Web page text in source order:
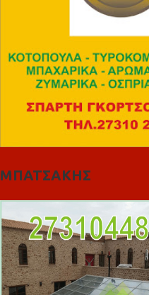
ΜΠΑΤΣΑΚΗΣ